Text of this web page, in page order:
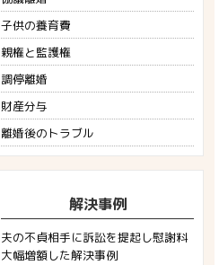
子供の養育費
親権と監護権
調停離婚
財産分与
離婚後のトラブル
解決事例
夫の不貞相手に訴訟を提起し慰謝料
大幅増額した解決事例